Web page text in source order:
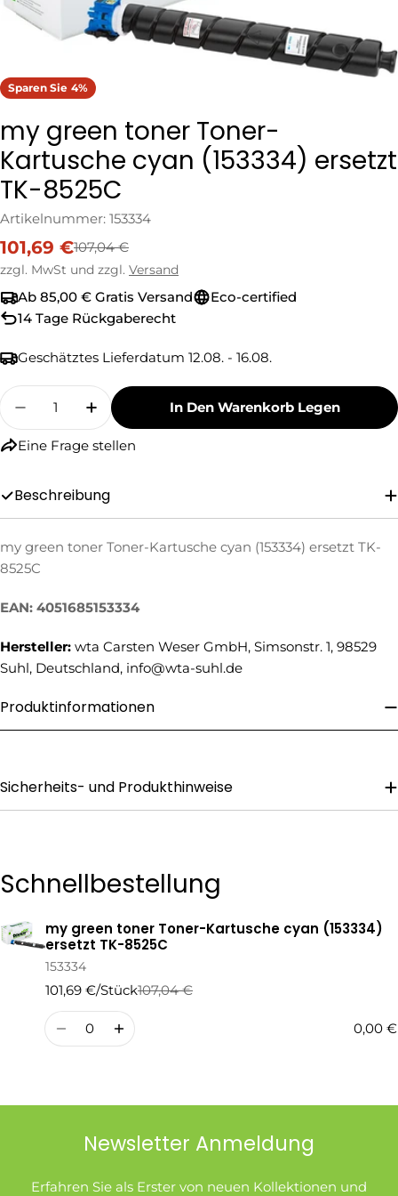
Sparen Sie 4%
my green toner Toner-
Kartusche cyan (153334) ersetzt
TK-8525C
Artikelnummer: 153334
Verkaufspreis
101,69 €
Regulärer
Preis
107,04 €
zzgl. MwSt und zzgl. Versand
Ab 85,00 € Gratis Versand
Eco-certified
14 Tage Rückgaberecht
Geschätztes Lieferdatum 12.08. - 16.08.
Menge
Menge Für My Green Toner Toner-
Menge Für My Green Toner Toner-
In Den Warenkorb Legen
Eine Frage stellen
Ihr
Ihre
E-
Ihre
Frage Senden
Beschreibung
my green toner Toner-Kartusche cyan (153334) ersetzt TK-
8525C
EAN: 4051685153334
Hersteller: wta Carsten Weser GmbH, Simsonstr. 1, 98529
Suhl, Deutschland, info@wta-suhl.de
Produktinformationen
Sicherheits- und Produkthinweise
Schnellbestellung
Ihr
Warenkorb
my green toner Toner-Kartusche cyan (153334)
ersetzt TK-8525C
153334
101,69 €/Stück
Regulärer
Preis
107,04 €
Verkaufspreis
Menge
0,00 €
Newsletter Anmeldung
Erfahren Sie als Erster von neuen Kollektionen und